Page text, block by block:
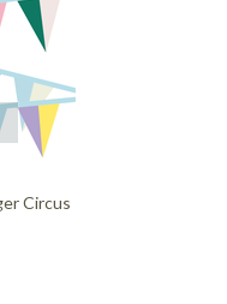
Circus